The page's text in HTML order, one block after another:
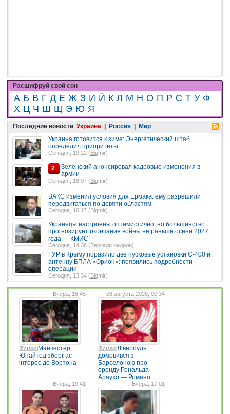
Расшифруй свой сон
А Б В Г Д Е Ж З И Й К Л М Н О П Р С Т У Ф
Х Ц Ч Ш Щ Э Ю Я
Последние новости Украина Россия
Мир
Украина готовится к зиме: Энергетический штаб
определил приоритеты
Сегодня, 19:22 ( Bigmir)
2
Зеленский анонсировал кадровые изменения в
армии
Сегодня, 18:07 (Bigmir)
ВАКС изменил условия для Ермака: ему разрешили
передвигаться по девяти областям
Сегодня, 16:17 ( Bigmir)
Украинцы настроены оптимистично, но большинство
прогнозирует окончание войны не раньше осени 2027
года — КМИС
Сегодня, 14:36 (Зеркало недели)
ГУР в Крыму поразило две пусковые установки С-400 и
антенну БПЛА «Орион»: появились подробности
операции
Сегодня, 13:34 (Bigmir)
Вчера, 18:45
ФутболМанчестер
Юнайтед зберігає
інтерес до Вортона
08 августа 2026, 00:34
ФутболЛіверпуль
домовився з
Барселоною про
оренду Рональда
Араухо — Романо
Вчера, 19:41 Вчера, 17:01